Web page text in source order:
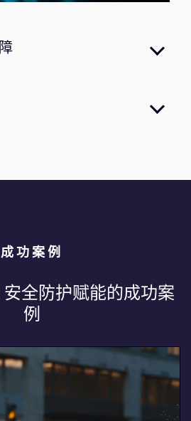
。
成功案例
安全防护赋能的成功案
例